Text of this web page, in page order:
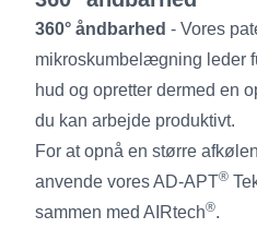
360° åndbarhed - Vores
mikroskumbelægning leder
hud og opretter dermed en
du kan arbejde produktivt.
For at opnå en større
anvende vores AD-APT®
sammen med AIRtech®.